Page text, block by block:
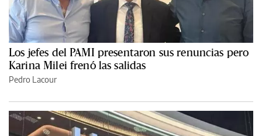
Los jefes del PAMI presentaron sus renuncias pero
Karina Milei frenó las salidas
Pedro Lacour